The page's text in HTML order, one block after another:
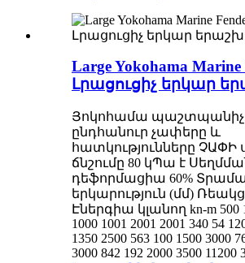
Large Yokohama Marine
Լրացուցիչ երկար
Յոկոհամա
ընդհանուր չափերը և
հատկությունները ՉԱՓԻ
ճնշումը 80 կՊա է
դեֆորմացիա 60%
երկարություն (մմ)
Էներգիա կլանող kn-m 500
1000 1001 2001 2001 340 54
1350 2500 563 100 1500 3000
3000 842 192 2000 3500 11200